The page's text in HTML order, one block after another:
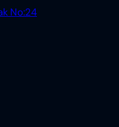
No:24